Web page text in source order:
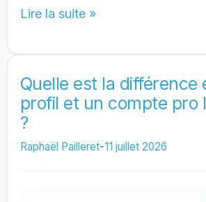
Optimiser
profil
LinkedIn
Lire la suite »
Quelle est la différence
profil et un compte pro
?
Raphaël Pailleret-11 juillet 2026